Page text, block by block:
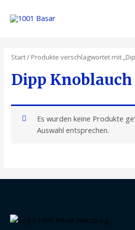
Start/ Produkte verschlagwortet mit
Dipp
Es wurden keine Produkte
Auswahl entsprechen.